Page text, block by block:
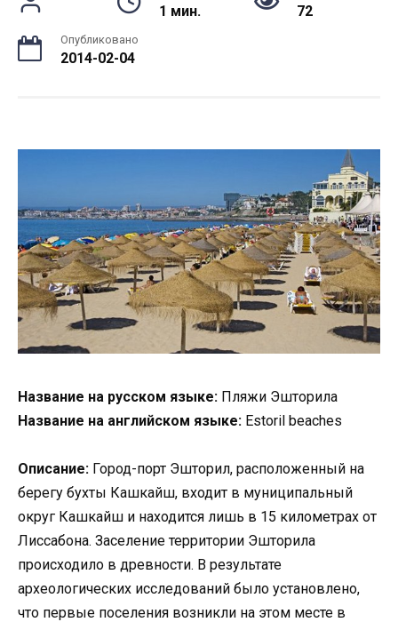
1 мин. 72
Опубликовано
2014-02-04
Название на русском языке: Пляжи Эшторила
Название на английском языке: Estoril beaches
Описание: Город-порт Эшторил, расположенный на
берегу бухты Кашкайш, входит в муниципальный
округ Кашкайш и находится лишь в 15 километрах от
Лиссабона. Заселение территории Эшторила
происходило в древности. В результате
археологических исследований было установлено,
что первые поселения возникли на этом месте в